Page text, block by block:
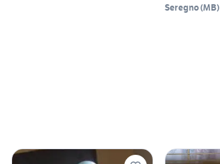
Seregno(MB)